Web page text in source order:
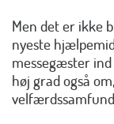
Men det er ikke
nyeste
messegæster
høj grad også